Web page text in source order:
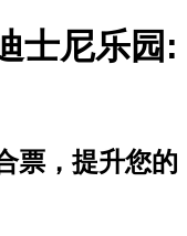
士尼乐园:
票，提升您的